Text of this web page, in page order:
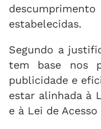
estabelecidas.
Segundo a
tem base nos
publicidade e
estar alinhada à
e à Lei de